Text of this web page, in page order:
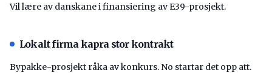
Vil lære av danskane i finansiering av E39-prosjekt.
Lokalt firma kapra stor kontrakt
Bypakke-prosjekt råka av konkurs. No startar det opp att.